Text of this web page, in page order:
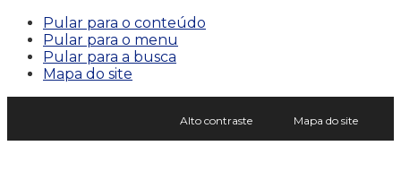
Pular para o conteúdo
Pular para o menu
Pular para a busca
Mapa do site
Alto contraste Mapa do site